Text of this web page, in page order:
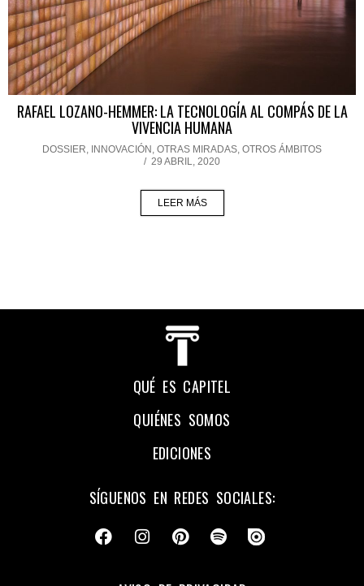
RAFAEL LOZANO-HEMMER: LA TECNOLOGÍA AL COMPÁS DE LA
VIVENCIA HUMANA
DOSSIER, INNOVACIÓN , OTRAS MIRADAS, OTROS ÁMBITOS
/ 29 ABRIL, 2020
LEER MÁS
QUÉ ES CAPITEL
QUIÉNES SOMOS
EDICIONES
SÍGUENOS EN REDES SOCIALES: